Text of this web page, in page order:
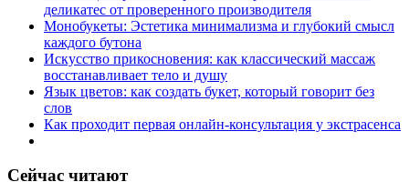
деликатес от проверенного производителя
Монобукеты: Эстетика минимализма и глубокий смысл
каждого бутона
Искусство прикосновения: как классический массаж
восстанавливает тело и душу
Язык цветов: как создать букет, который говорит без
слов
Как проходит первая онлайн-консультация у экстрасенса
Сейчас читают